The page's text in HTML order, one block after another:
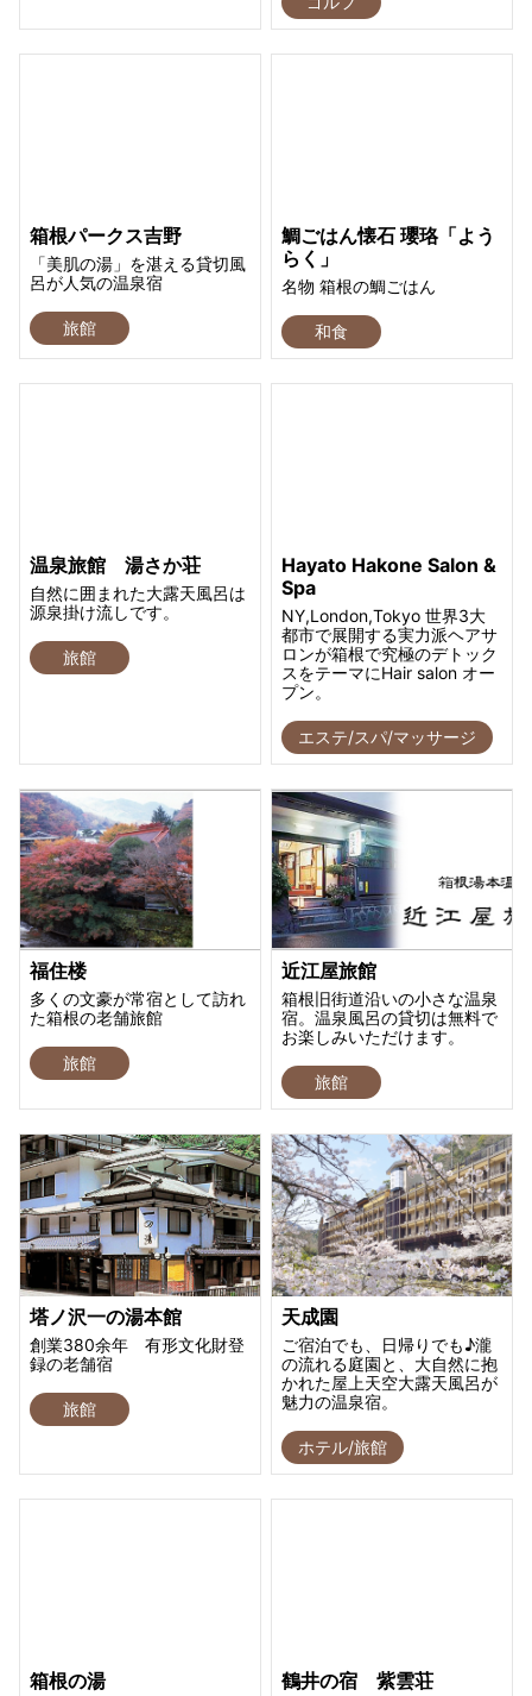
箱根パークス吉野
「美肌の湯」を湛える貸切風
呂が人気の温泉宿
旅館
鯛ごはん懐石 瓔珞「よう
らく」
名物 箱根の鯛ごはん
和食
温泉旅館 湯さか荘
自然に囲まれた大露天風呂は
源泉掛け流しです。
旅館
Hayato Hakone Salon &
Spa
NY,London,Tokyo 世界3大
都市で展開する実力派ヘアサ
ロンが箱根で究極のデトック
スをテーマにHair salon オー
プン。
エステ/スパ/マッサージ
福住楼
多くの文豪が常宿として訪れ
た箱根の老舗旅館
旅館
近江屋旅館
箱根旧街道沿いの小さな温泉
宿。温泉風呂の貸切は無料で
お楽しみいただけます。
旅館
塔ノ沢一の湯本館
創業380余年 有形文化財登
録の老舗宿
旅館
天成園
ご宿泊でも、日帰りでも♪瀧
の流れる庭園と、大自然に抱
かれた屋上天空大露天風呂が
魅力の温泉宿。
ホテル/旅館
箱根の湯 鶴井の宿 紫雲荘